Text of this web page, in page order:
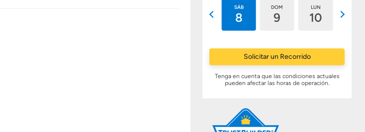
SÁB
8
DOM
9
LUN
10
Solicitar un Recorrido
Tenga en cuenta que las condiciones actuales
pueden afectar las horas de operación.